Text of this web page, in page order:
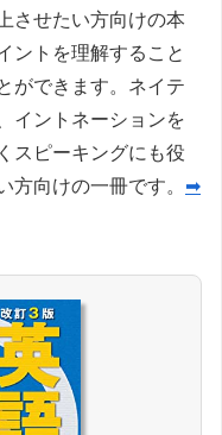
させたい方向けの本
ントを理解すること
ができます。ネイテ
イントネーションを
スピーキングにも役
方向けの一冊です。 ➡